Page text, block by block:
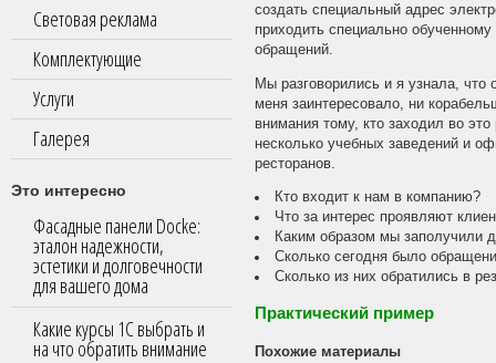
Световая реклама
Комплектующие
Услуги
Галерея
Это интересно
Фасадные панели Docke:
эталон надежности,
эстетики и долговечности
для вашего дома
Какие курсы 1С выбрать и
на что обратить внимание
создать специальный адрес
приходить специально
обращений.
Мы разговорились и я узнала, что
меня заинтересовало, ни
внимания тому, кто заходил во
несколько учебных заведений и
ресторанов.
Кто входит к нам в компанию?
Что за интерес проявляют
Каким образом мы заполучили
Сколько сегодня было
Сколько из них обратились в
Практический пример
Похожие материалы